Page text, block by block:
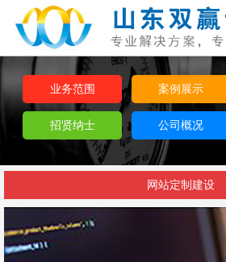
业务范围 案例展示
招贤纳士 公司概况
网站定制建设